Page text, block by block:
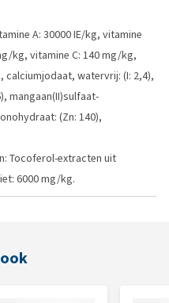
A: 30000 IE/kg, vitamine
kg, vitamine C: 140 mg/kg,
calciumjodaat, watervrij: (I: 2,4),
mangaan(II)sulfaat-
(Zn: 140),
Tocoferol-extracten uit
6000 mg/kg.